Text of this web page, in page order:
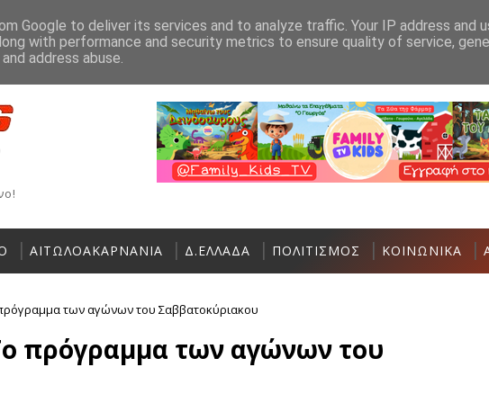
Αγγελίες Ανακοίνωση Επικοινωνία
ΑΘΛΗΤΙΚΆ Αστακός: Πολιτιστικές και Αθλητικές
ΑΙΤΩΛΟΑΚΑΡΝΑΝΙΑ Δ.ΕΛΛΑΔΑ ΠΟΛΙΤΙΣΜΟΣ ΚΟΙΝΩΝΙΚΑ
των αγώνων του Σαββατοκύριακου
πρόγραμμα των αγώνων του
Google to deliver its services and to analyze traffic. Your IP address and
with performance and security metrics to ensure quality of service,
address abuse.